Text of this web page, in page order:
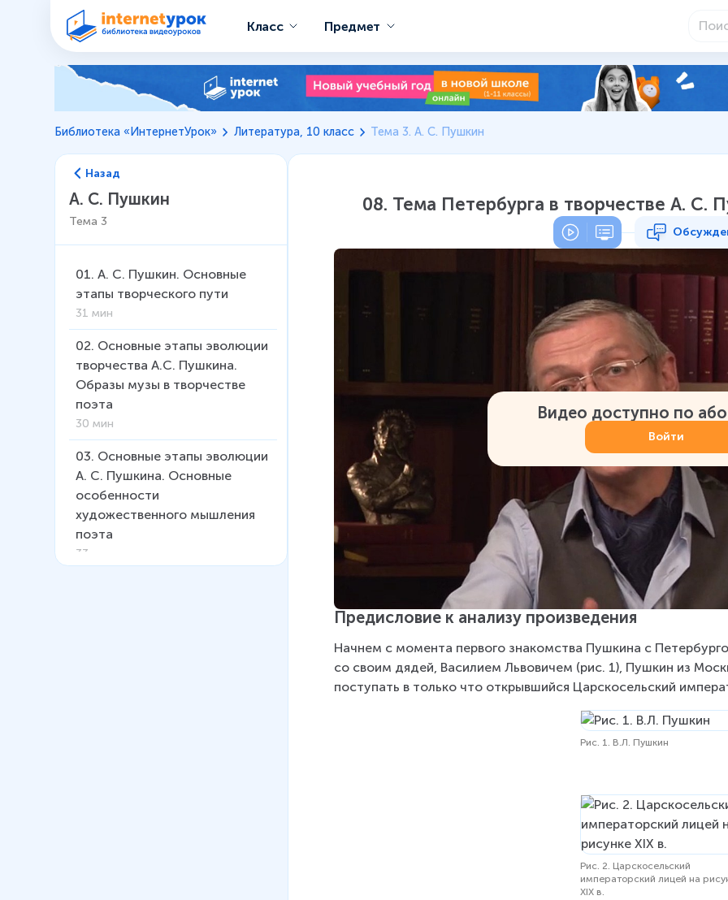
Класс Предмет
Библиотека «ИнтернетУрок» Литература, 10 класс Тема 3. А. С. Пушкин
Назад
А. С. Пушкин
Тема 3
01. А. С. Пушкин. Основные
этапы творческого пути
31 мин
02. Основные этапы эволюции
творчества А.С. Пушкина.
Образы музы в творчестве
поэта
30 мин
03. Основные этапы эволюции
А. С. Пушкина. Основные
особенности
художественного мышления
поэта
33 мин
08. Тема Петербурга в творчестве А. С.
Видео доступно по
Войти
Предисловие к анализу произведения
Начнем с момента первого знакомства Пушкина с
со своим дядей, Василием Львовичем (рис. 1), Пушкин из
поступать в только что открывшийся Царскосельский
Рис. 1. В.Л. Пушкин
Рис. 2. Царскосельский
императорский лицей на
XIX в.